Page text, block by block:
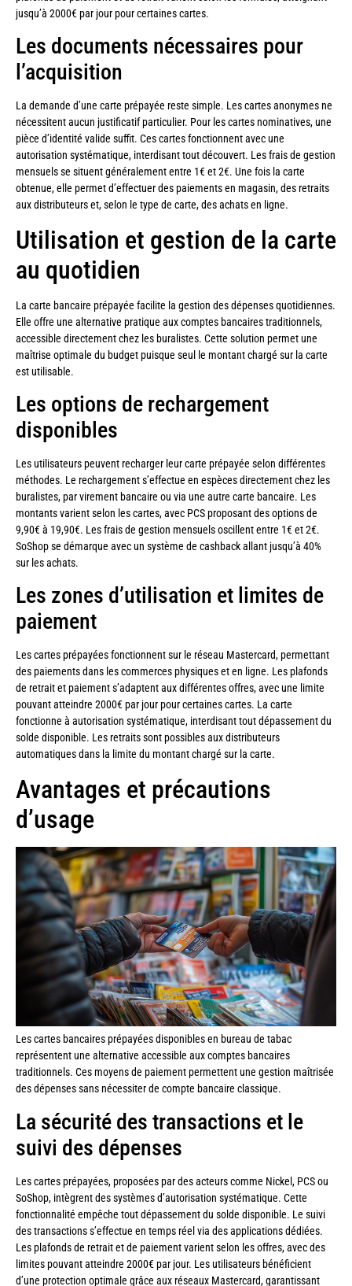
jusqu’à 2000€ par jour pour certaines cartes.
Les documents nécessaires pour
l’acquisition
La demande d’une carte prépayée reste simple. Les cartes anonymes ne
nécessitent aucun justificatif particulier. Pour les cartes nominatives, une
pièce d’identité valide suffit. Ces cartes fonctionnent avec une
autorisation systématique, interdisant tout découvert. Les frais de gestion
mensuels se situent généralement entre 1€ et 2€. Une fois la carte
obtenue, elle permet d’effectuer des paiements en magasin, des retraits
aux distributeurs et, selon le type de carte, des achats en ligne.
Utilisation et gestion de la carte
au quotidien
La carte bancaire prépayée facilite la gestion des dépenses quotidiennes.
Elle offre une alternative pratique aux comptes bancaires traditionnels,
accessible directement chez les buralistes. Cette solution permet une
maîtrise optimale du budget puisque seul le montant chargé sur la carte
est utilisable.
Les options de rechargement
disponibles
Les utilisateurs peuvent recharger leur carte prépayée selon différentes
méthodes. Le rechargement s’effectue en espèces directement chez les
buralistes, par virement bancaire ou via une autre carte bancaire. Les
montants varient selon les cartes, avec PCS proposant des options de
9,90€ à 19,90€. Les frais de gestion mensuels oscillent entre 1€ et 2€.
SoShop se démarque avec un système de cashback allant jusqu’à 40%
sur les achats.
Les zones d’utilisation et limites de
paiement
Les cartes prépayées fonctionnent sur le réseau Mastercard, permettant
des paiements dans les commerces physiques et en ligne. Les plafonds
de retrait et paiement s’adaptent aux différentes offres, avec une limite
pouvant atteindre 2000€ par jour pour certaines cartes. La carte
fonctionne à autorisation systématique, interdisant tout dépassement du
solde disponible. Les retraits sont possibles aux distributeurs
automatiques dans la limite du montant chargé sur la carte.
Avantages et précautions
d’usage
Les cartes bancaires prépayées disponibles en bureau de tabac
représentent une alternative accessible aux comptes bancaires
traditionnels. Ces moyens de paiement permettent une gestion maîtrisée
des dépenses sans nécessiter de compte bancaire classique.
La sécurité des transactions et le
suivi des dépenses
Les cartes prépayées, proposées par des acteurs comme Nickel, PCS ou
SoShop, intègrent des systèmes d’autorisation systématique. Cette
fonctionnalité empêche tout dépassement du solde disponible. Le suivi
des transactions s’effectue en temps réel via des applications dédiées.
Les plafonds de retrait et de paiement varient selon les offres, avec des
limites pouvant atteindre 2000€ par jour. Les utilisateurs bénéficient
d’une protection optimale grâce aux réseaux Mastercard, garantissant